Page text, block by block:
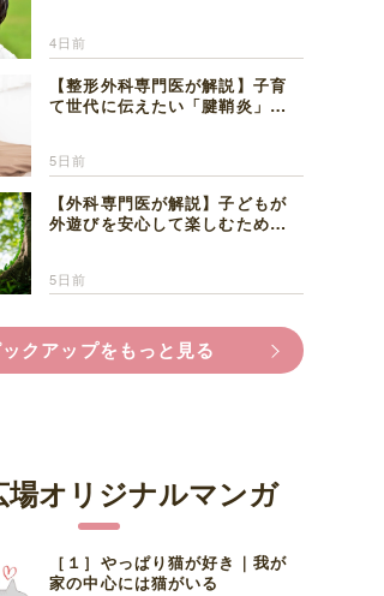
4日前
【整形外科専門医が解説】子育
て世代に伝えたい「腱鞘炎」の
5日前
【外科専門医が解説】子どもが
外遊びを安心して楽しむため
5日前
クアップをもっと見る
場オリジナルマンガ
［１］やっぱり猫が好き｜我が
家の中心には猫がいる